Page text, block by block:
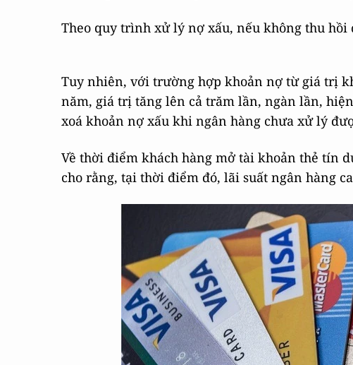
Theo quy trình xử lý nợ xấu, nếu không thu
Tuy nhiên, với trường hợp khoản nợ từ giá trị
năm, giá trị tăng lên cả trăm lần, ngàn lần,
xoá khoản nợ xấu khi ngân hàng chưa xử lý
Về thời điểm khách hàng mở tài khoản thẻ tín
cho rằng, tại thời điểm đó, lãi suất ngân hàng